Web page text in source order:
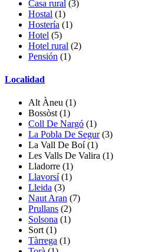
Casa rural (3)
Hostal (1)
Hostería (1)
Hotel (5)
Hotel rural (2)
Pensión (1)
Localidad
Alt Àneu (1)
Bossòst (1)
Coll De Nargó (1)
La Pobla De Segur(3)
La Vall De Boí(1)
Les Valls De Valira (1)
Lladorre (1)
Llavorsí(1)
Lleida (3)
Naut Aran (7)
Prullans (2)
Solsona (1)
Sort (1)
Tàrrega (1)